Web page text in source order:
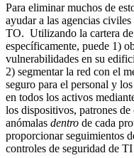
Para eliminar muchos de
ayudar a las agencias
TO. Utilizando la cartera
específicamente, puede 1)
vulnerabilidades en su
2) segmentar la red con el
seguro para el personal y
en todos los activos
los dispositivos, patrones
anómalas dentro de cada
proporcionar seguimientos
controles de seguridad de